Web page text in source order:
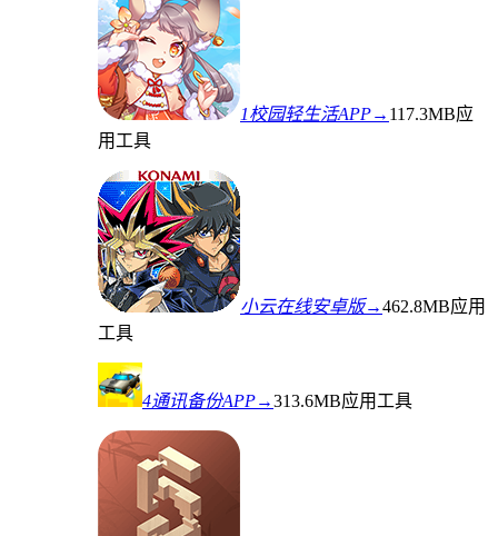
1校园轻生活APP→ 117.3MB应
用工具
小云在线安卓版→462.8MB应用
工具
4通讯备份APP→313.6MB应用工具